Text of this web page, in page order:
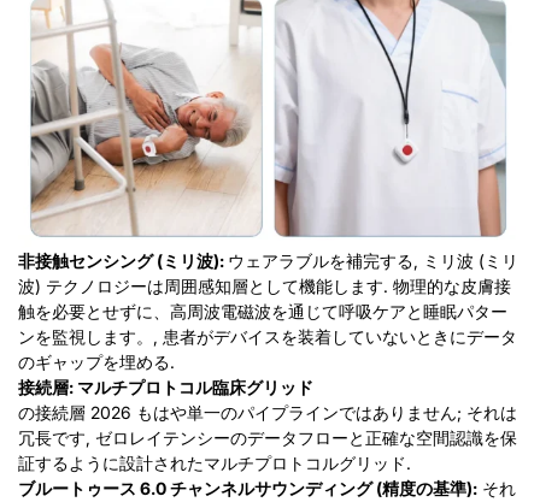
非接触センシング (ミリ波): ウェアラブルを補完する, ミリ波 (ミリ
波) テクノロジーは周囲感知層として機能します. 物理的な皮膚接
触を必要とせずに、高周波電磁波を通じて呼吸ケアと睡眠パター
ンを監視します。, 患者がデバイスを装着していないときにデータ
のギャップを埋める.
接続層: マルチプロトコル臨床グリッド
の接続層 2026 もはや単一のパイプラインではありません; それは
冗長です, ゼロレイテンシーのデータフローと正確な空間認識を保
証するように設計されたマルチプロトコルグリッド.
ブルートゥース 6.0 チャンネルサウンディング (精度の基準): それ